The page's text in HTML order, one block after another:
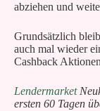
abziehen und
Grundsätzlich
auch mal wieder
Cashback
Lendermarket
ersten 60 Tagen